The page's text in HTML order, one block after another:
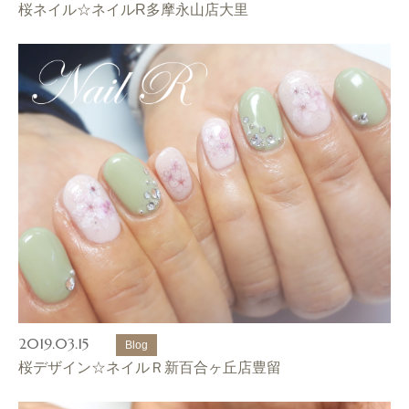
桜ネイル☆ネイルR多摩永山店大里
2019.03.15 Blog
桜デザイン☆ネイルＲ新百合ヶ丘店豊留